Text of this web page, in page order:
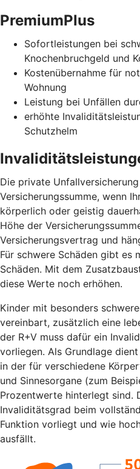
PremiumPlus
Sofortleistungen bei
Knochenbruchgeld und
Kostenübernahme für
Wohnung
Leistung bei Unfällen
erhöhte
Schutzhelm
Die private
Versicherungssumme, wenn
körperlich oder geistig
Höhe der
Versicherungsvertrag und
Für schwere Schäden gibt es
Schäden. Mit dem
diese Werte noch erhöhen.
Kinder mit besonders
vereinbart, zusätzlich eine
der R+V muss dafür ein
vorliegen. Als Grundlage
in der für verschiedene
und Sinnesorgane (zum
Prozentwerte hinterlegt sind.
Invaliditätsgrad beim
Funktion vorliegt und wie
ausfällt.